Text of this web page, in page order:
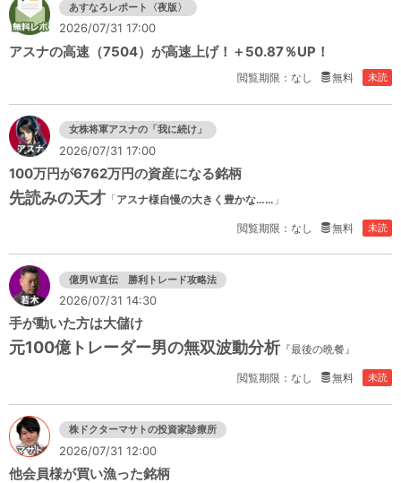
あすなろレポート〈夜版〉
2026/07/31 17:00
アスナの高速（7504）が高速上げ！＋50.87％UP！
未読
無料
閲覧期限：なし
女株将軍アスナの「我に続け」
2026/07/31 17:00
100万円が6762万円の資産になる銘柄
先読みの天才 「アスナ様自慢の大きく豊かな…… 」
未読
無料
閲覧期限：なし
億男Ｗ直伝 勝利トレード攻略法
2026/07/31 14:30
手が動いた方は大儲け
元100億トレーダー男の無双波動分析『最後の晩餐』
未読
無料
閲覧期限：なし
株ドクターマサトの投資家診療所
2026/07/31 12:00
他会員様が買い漁った銘柄